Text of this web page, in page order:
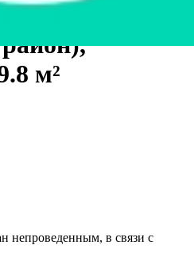
Нарочь
м²
непроведенным, в связи с